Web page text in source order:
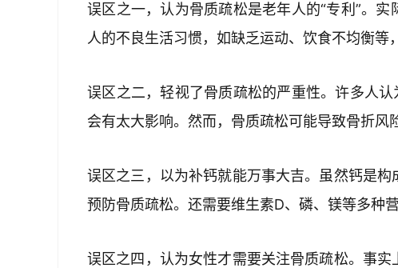
误区之一，认为骨质疏松是老年人的“专利”。
人的不良生活习惯，如缺乏运动、饮食不均衡等
误区之二，轻视了骨质疏松的严重性。许多人
会有太大影响。然而，骨质疏松可能导致骨折风
误区之三，以为补钙就能万事大吉。虽然钙是
预防骨质疏松。还需要维生素D、磷、镁等多种
误区之四，认为女性才需要关注骨质疏松。事